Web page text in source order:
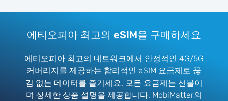
에티오피아 최고의 eSIM을 구매하세요
에티오피아 최고의 네트워크에서 안정적인 4G/5G
커버리지를 제공하는 합리적인 eSIM 요금제로 끊
김 없는 데이터를 즐기세요. 모든 요금제는 선불이
며 상세한 상품 설명을 제공합니다. MobiMatter의